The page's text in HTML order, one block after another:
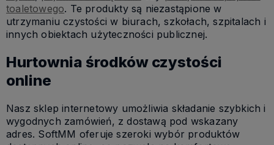
toaletowego. Te produkty są niezastąpione w
utrzymaniu czystości w biurach, szkołach, szpitalach i
innych obiektach użyteczności publicznej.
Hurtownia środków czystości
online
Nasz sklep internetowy umożliwia składanie szybkich i
wygodnych zamówień, z dostawą pod wskazany
adres. SoftMM oferuje szeroki wybór produktów